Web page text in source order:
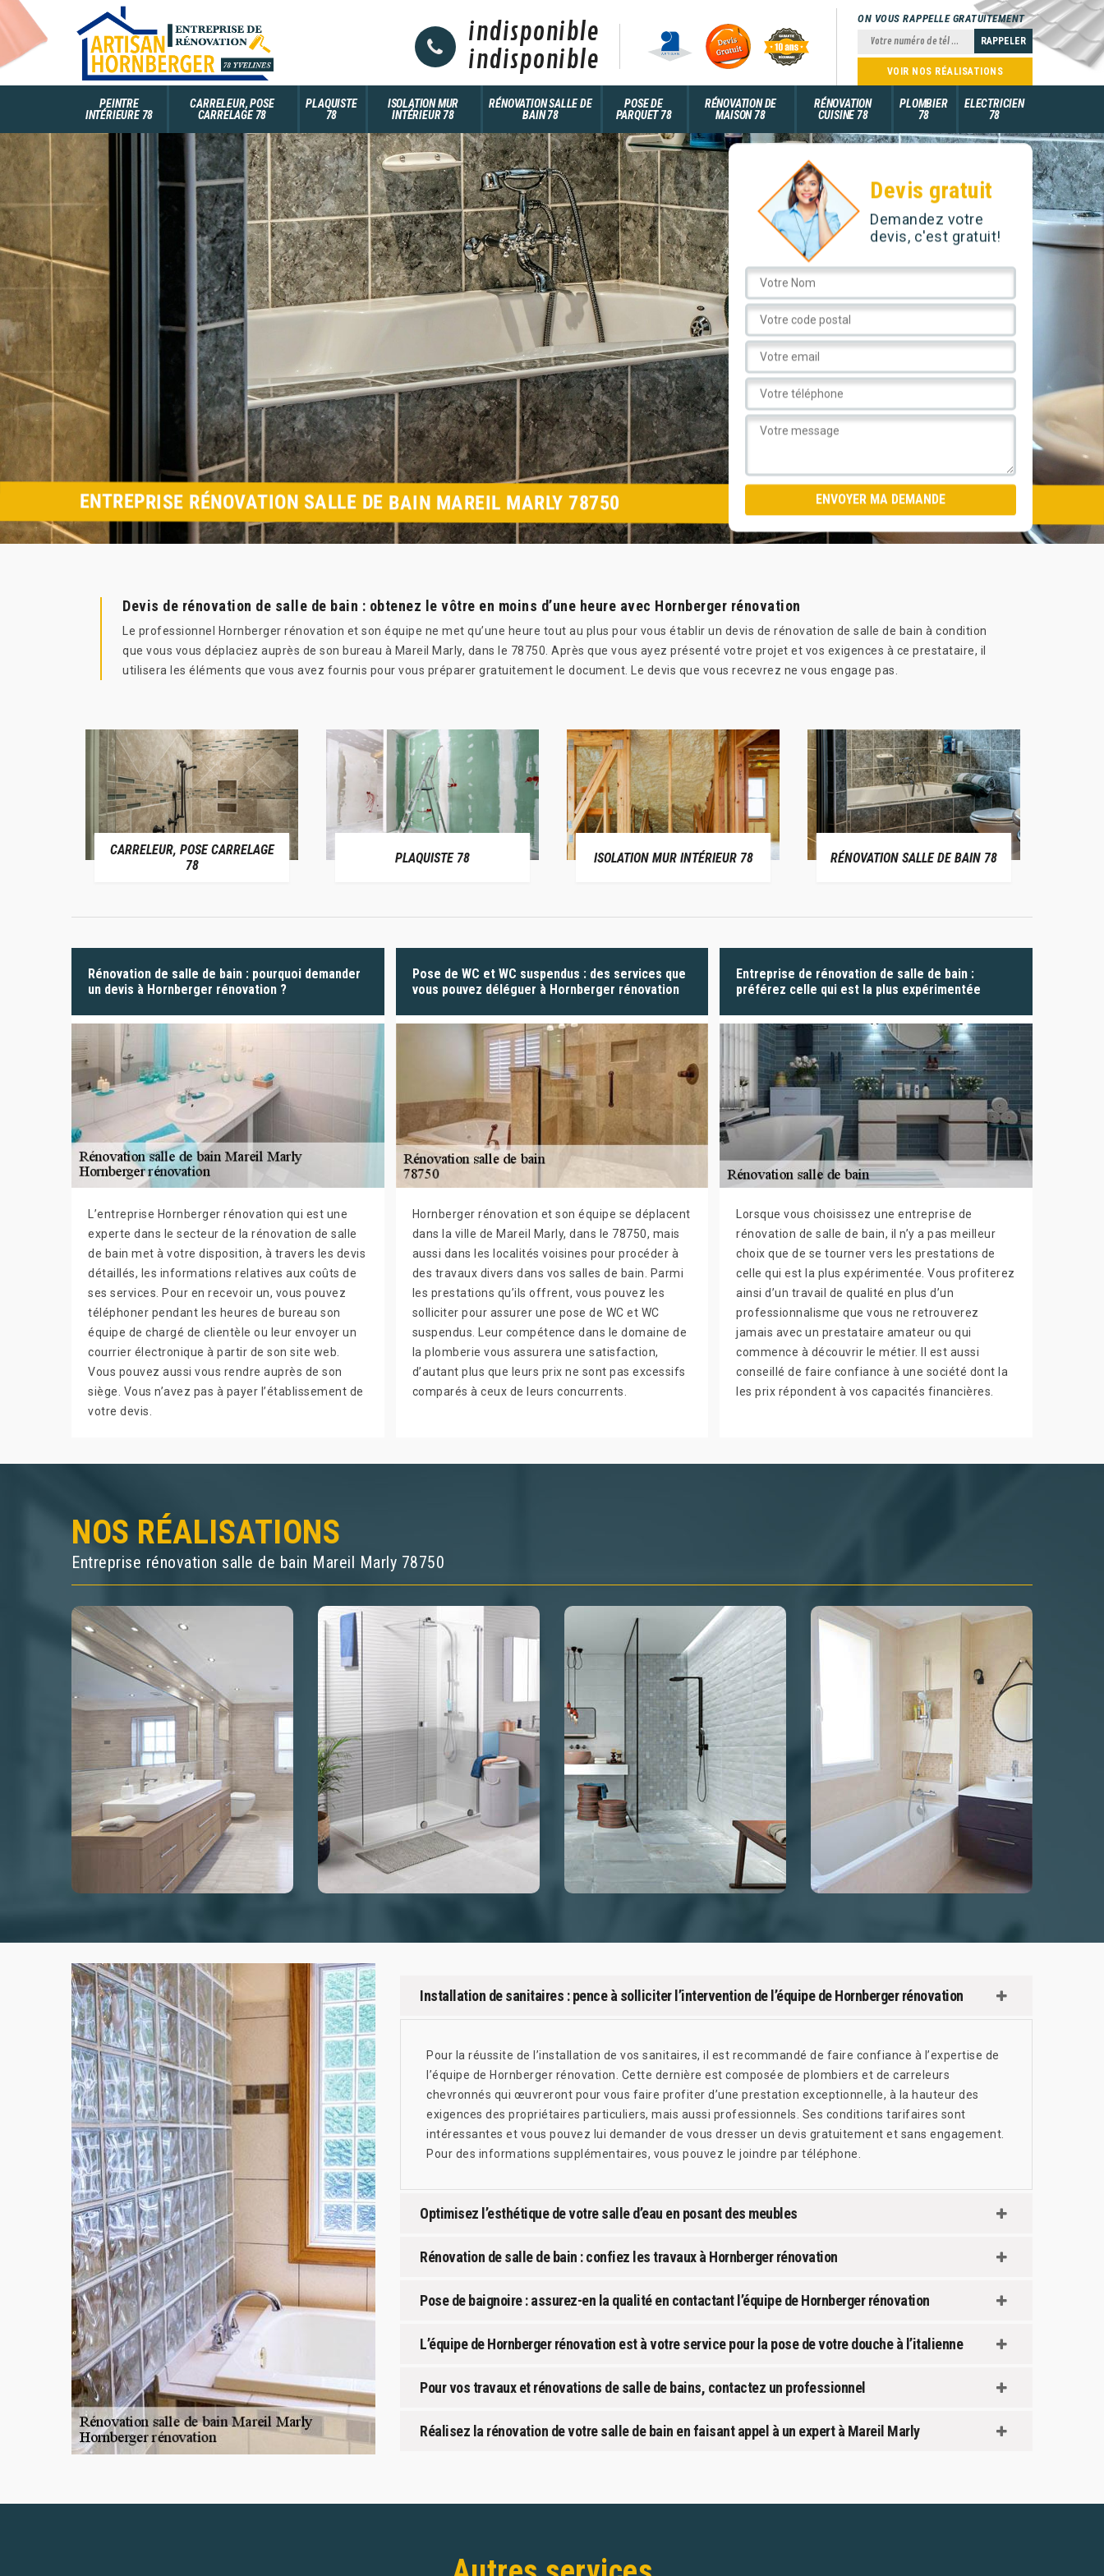
indisponible
indisponible
ON VOUS RAPPELLE GRATUITEMENT
VOIR NOS RÉALISATIONS
PEINTRE
INTÉRIEURE 78
CARRELEUR, POSE
CARRELAGE 78
PLAQUISTE
78
ISOLATION MUR
INTÉRIEUR 78
RÉNOVATION SALLE DE
BAIN 78
POSE DE
PARQUET 78
RÉNOVATION DE
MAISON 78
RÉNOVATION
CUISINE 78
PLOMBIER
78
ELECTRICIEN
78
Devis gratuit
Demandez votre
devis, c'est gratuit!
ENTREPRISE RÉNOVATION SALLE DE BAIN MAREIL MARLY 78750
Devis de rénovation de salle de bain : obtenez le vôtre en moins d’une heure avec Hornberger rénovation
Le professionnel Hornberger rénovation et son équipe ne met qu’une heure tout au plus pour vous établir un devis de rénovation de salle de bain à condition
que vous vous déplaciez auprès de son bureau à Mareil Marly, dans le 78750. Après que vous ayez présenté votre projet et vos exigences à ce prestataire, il
utilisera les éléments que vous avez fournis pour vous préparer gratuitement le document. Le devis que vous recevrez ne vous engage pas.
CARRELEUR, POSE CARRELAGE
78
PLAQUISTE 78 ISOLATION MUR INTÉRIEUR 78 RÉNOVATION SALLE DE BAIN 78
Rénovation de salle de bain : pourquoi demander
un devis à Hornberger rénovation ?
L’entreprise Hornberger rénovation qui est une
experte dans le secteur de la rénovation de salle
de bain met à votre disposition, à travers les devis
détaillés, les informations relatives aux coûts de
ses services. Pour en recevoir un, vous pouvez
téléphoner pendant les heures de bureau son
équipe de chargé de clientèle ou leur envoyer un
courrier électronique à partir de son site web.
Vous pouvez aussi vous rendre auprès de son
siège. Vous n’avez pas à payer l’établissement de
votre devis.
Pose de WC et WC suspendus : des services que
vous pouvez déléguer à Hornberger rénovation
Hornberger rénovation et son équipe se déplacent
dans la ville de Mareil Marly, dans le 78750, mais
aussi dans les localités voisines pour procéder à
des travaux divers dans vos salles de bain. Parmi
les prestations qu’ils offrent, vous pouvez les
solliciter pour assurer une pose de WC et WC
suspendus. Leur compétence dans le domaine de
la plomberie vous assurera une satisfaction,
d’autant plus que leurs prix ne sont pas excessifs
comparés à ceux de leurs concurrents.
Entreprise de rénovation de salle de bain :
préférez celle qui est la plus expérimentée
Lorsque vous choisissez une entreprise de
rénovation de salle de bain, il n’y a pas meilleur
choix que de se tourner vers les prestations de
celle qui est la plus expérimentée. Vous profiterez
ainsi d’un travail de qualité en plus d’un
professionnalisme que vous ne retrouverez
jamais avec un prestataire amateur ou qui
commence à découvrir le métier. Il est aussi
conseillé de faire confiance à une société dont la
les prix répondent à vos capacités financières.
NOS RÉALISATIONS
Entreprise rénovation salle de bain Mareil Marly 78750
Installation de sanitaires : pence à solliciter l’intervention de l’équipe de Hornberger rénovation
Pour la réussite de l’installation de vos sanitaires, il est recommandé de faire confiance à l’expertise de
l’équipe de Hornberger rénovation. Cette dernière est composée de plombiers et de carreleurs
chevronnés qui œuvreront pour vous faire profiter d’une prestation exceptionnelle, à la hauteur des
exigences des propriétaires particuliers, mais aussi professionnels. Ses conditions tarifaires sont
intéressantes et vous pouvez lui demander de vous dresser un devis gratuitement et sans engagement.
Pour des informations supplémentaires, vous pouvez le joindre par téléphone.
Optimisez l’esthétique de votre salle d’eau en posant des meubles
Rénovation de salle de bain : confiez les travaux à Hornberger rénovation
Pose de baignoire : assurez-en la qualité en contactant l’équipe de Hornberger rénovation
L’équipe de Hornberger rénovation est à votre service pour la pose de votre douche à l’italienne
Pour vos travaux et rénovations de salle de bains, contactez un professionnel
Réalisez la rénovation de votre salle de bain en faisant appel à un expert à Mareil Marly